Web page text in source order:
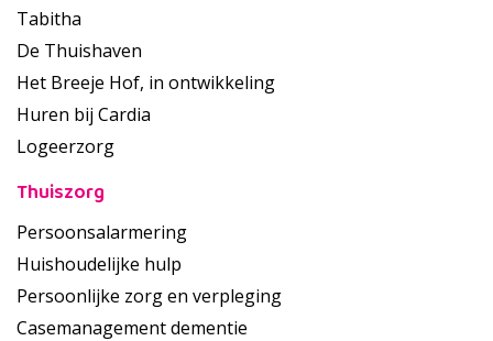
Tabitha
De Thuishaven
Het Breeje Hof, in ontwikkeling
Huren bij Cardia
Logeerzorg
Thuiszorg
Persoonsalarmering
Huishoudelijke hulp
Persoonlijke zorg en verpleging
Casemanagement dementie